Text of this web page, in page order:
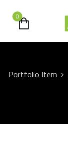
0
Portfolio Item